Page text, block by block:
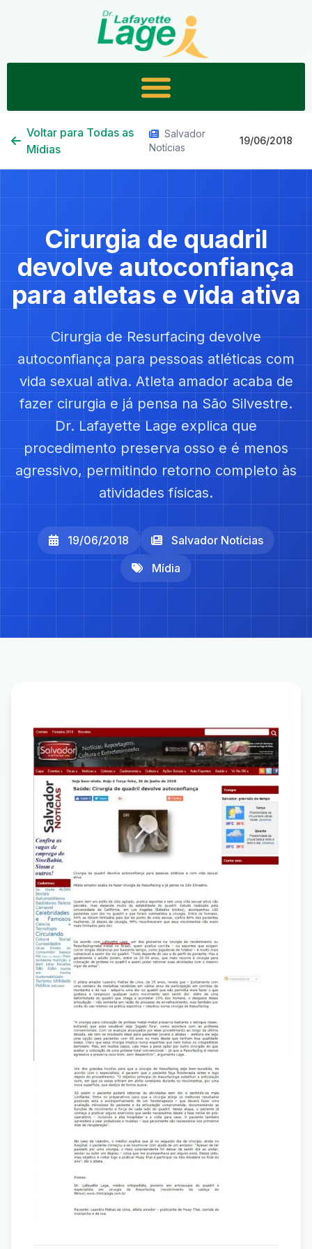
Voltar para Todas as
Mídias
Salvador
Notícias
19/06/2018
Cirurgia de quadril
devolve autoconfiança
para atletas e vida ativa
Cirurgia de Resurfacing devolve
autoconfiança para pessoas atléticas com
vida sexual ativa. Atleta amador acaba de
fazer cirurgia e já pensa na São Silvestre.
Dr. Lafayette Lage explica que
procedimento preserva osso e é menos
agressivo, permitindo retorno completo às
atividades físicas.
19/06/2018
Salvador Notícias
Mídia